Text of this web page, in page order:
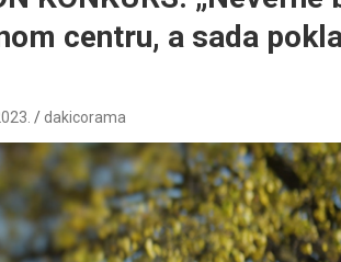
centru, a sada
dakicorama